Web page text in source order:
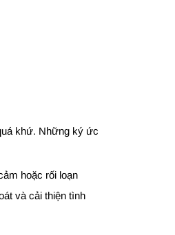
khứ. Những ký ức
hoặc rối loạn
và cải thiện tình